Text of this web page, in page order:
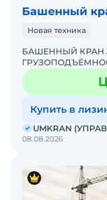
Башенный
Новая техника
БАШЕННЫЙ КРАН
ДЛЯ ГОРОДСКОЙ
Купить в
08.08.2026
UMKRAN